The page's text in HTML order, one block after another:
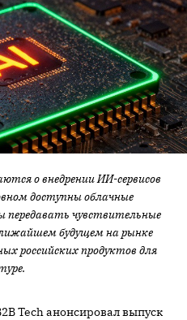
о внедрении ИИ-сервисов
доступны облачные
передавать чувствительные
будущем на рынке
российских продуктов для
Tech анонсировал выпуск